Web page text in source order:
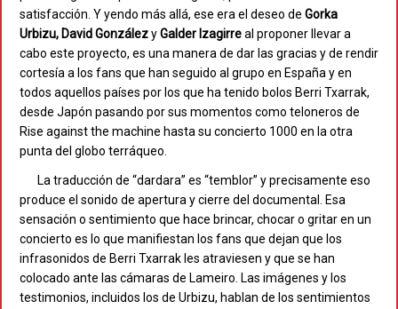
satisfacción. Y yendo más allá, ese era el deseo de Gorka
Urbizu, David GonzálezyGalder Izagirreal proponer llevar a
cabo este proyecto, es una manera de dar las gracias y de rendir
cortesía a los fans que han seguido al grupo en España y en
todos aquellos países por los que ha tenido bolos Berri Txarrak,
desde Japón pasando por sus momentos como teloneros de
Rise against the machine hasta su concierto 1000 en la otra
punta del globo terráqueo.
La traducción de “dardara” es “temblor” y precisamente eso
produce el sonido de apertura y cierre del documental. Esa
sensación o sentimiento que hace brincar, chocar o gritar en un
concierto es lo que manifiestan los fans que dejan que los
infrasonidos de Berri Txarrak les atraviesen y que se han
colocado ante las cámaras de Lameiro. Las imágenes y los
testimonios, incluidos los de Urbizu, hablan de los sentimientos